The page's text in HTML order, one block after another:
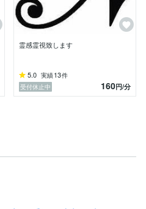
霊感霊視致します
5.0 実績13件
受付休止中
160円/分